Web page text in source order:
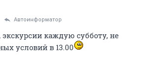
Автоинформатор
каждую субботу, не
условий в 13.00